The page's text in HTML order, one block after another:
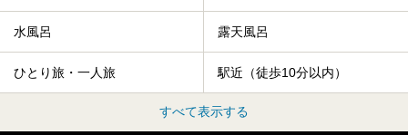
水風呂 露天風呂
ひとり旅・一人旅 駅近（徒歩10分以内）
すべて表示する